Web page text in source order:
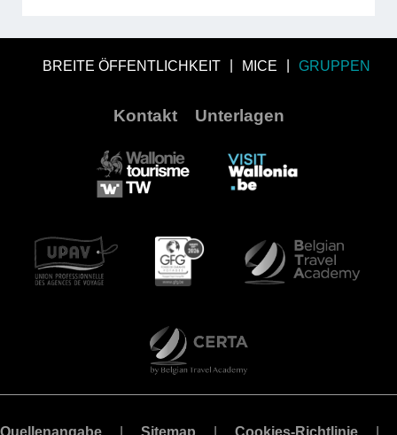
BREITE ÖFFENTLICHKEIT MICE GRUPPEN
Kontakt Unterlagen